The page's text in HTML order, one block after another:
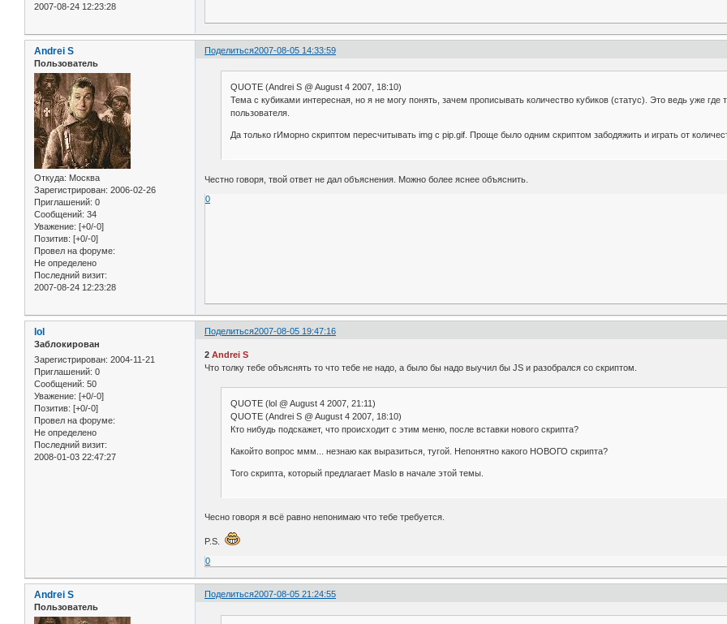
2007-08-24 12:23:28
Поделиться2007-08-05 14:33:59
Andrei S
Пользователь
Откуда: Москва
Зарегистрирован: 2006-02-26
Приглашений: 0
Сообщений: 34
Уважение: [+0/-0]
Позитив: [+0/-0]
Провел на форуме:
Не определено
Последний визит:
2007-08-24 12:23:28
QUOTE (Andrei S @ August 4 2007, 18:10)
Тема с кубиками интересная, но я не могу понять, зачем прописывать количество кубиков (статус). Это ведь уже
пользователя.
Да только гИморно скриптом пересчитывать img с pip.gif. Проще было одним скриптом забодяжить и играть от
Честно говоря, твой ответ не дал объяснения. Можно более яснее объяснить.
0
Поделиться2007-08-05 19:47:16
lol
Заблокирован
Зарегистрирован: 2004-11-21
Приглашений: 0
Сообщений: 50
Уважение: [+0/-0]
Позитив: [+0/-0]
Провел на форуме:
Не определено
Последний визит:
2008-01-03 22:47:27
2Andrei S
Что толку тебе объяснять то что тебе не надо, а было бы надо выучил бы JS и разобрался со скриптом.
QUOTE (lol @ August 4 2007, 21:11)
QUOTE (Andrei S @ August 4 2007, 18:10)
Кто нибудь подскажет, что происходит с этим меню, после вставки нового скрипта?
Какойто вопрос ммм... незнаю как выразиться, тугой. Непонятно какого НОВОГО скрипта?
Того скрипта, который предлагает Maslo в начале этой темы.
Чесно говоря я всё равно непонимаю что тебе требуется.
P.S.
0
Поделиться2007-08-05 21:24:55
Andrei S
Пользователь